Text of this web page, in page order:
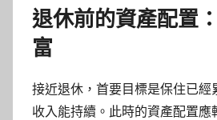
退休前的資產配置
富
接近退休，首要目標是保住已經
收入能持續。此時的資產配置應